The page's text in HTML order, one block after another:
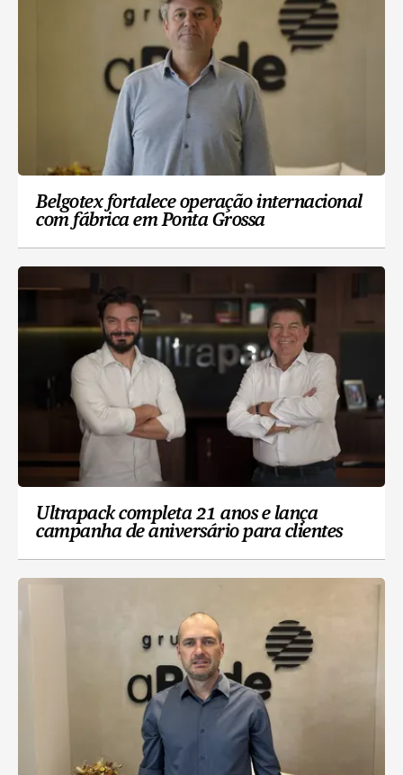
Belgotex fortalece operação internacional
com fábrica em Ponta Grossa
Ultrapack completa 21 anos e lança
campanha de aniversário para clientes